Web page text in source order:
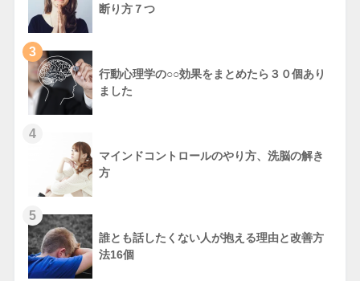
断り方７つ
3
行動心理学の○○効果をまとめたら３０個あり
ました
4
マインドコントロールのやり方、洗脳の解き
方
5
誰とも話したくない人が抱える理由と改善方
法16個